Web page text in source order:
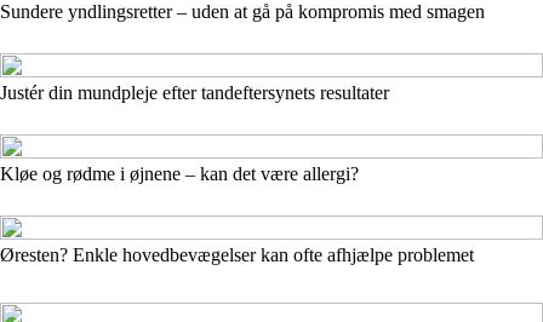
Sundere yndlingsretter – uden at gå på kompromis med smagen
Justér din mundpleje efter tandeftersynets resultater
Kløe og rødme i øjnene – kan det være allergi?
Øresten? Enkle hovedbevægelser kan ofte afhjælpe problemet